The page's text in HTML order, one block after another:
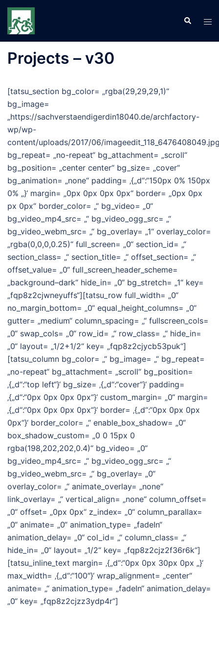
Zum
Inhalt
springen
Suche
Projects – v30
[tatsu_section bg_color= „rgba(29,29,29,1)“
bg_image=
„https://sachverstaendigerdin18040.de/archfactory-
wp/wp-
content/uploads/2017/06/
bg_repeat= „no-repeat“ bg_attachment= „scroll“
bg_position= „center center“ bg_size= „cover“
bg_animation= „none“ padding= ‚{„d“:“150px 0% 150px
0% „}‘ margin= „0px 0px 0px 0px“ border= „0px 0px
px 0px“ border_color= „“ bg_video= „0“
bg_video_mp4_src= „“ bg_video_ogg_src= „“
bg_video_webm_src= „“ bg_overlay= „1“ overlay_color=
„rgba(0,0,0,0.25)“ full_screen= „0“ section_id= „“
section_class= „“ section_title= „“ offset_section= „“
offset_value= „0“ full_screen_header_scheme=
„background–dark“ hide_in= „0“ bg_stretch= „1“ key=
„fqp8z2cjwneyuffs“][tatsu_row full_width= „0“
no_margin_bottom= „0“ equal_height_columns= „0“
gutter= „medium“ column_spacing= „“ fullscreen_cols=
„0“ swap_cols= „0“ row_id= „“ row_class= „“ hide_in=
„0“ layout= „1/2+1/2“ key= „fqp8z2cjycb53puk“]
[tatsu_column bg_color= „“ bg_image= „“ bg_repeat=
„no-repeat“ bg_attachment= „scroll“ bg_position=
‚{„d“:“top left“}‘ bg_size= ‚{„d“:“cover“}‘ padding=
‚{„d“:“0px 0px 0px 0px“}‘ custom_margin= „0“ margin=
‚{„d“:“0px 0px 0px 0px“}‘ border= ‚{„d“:“0px 0px 0px
0px“}‘ border_color= „“ enable_box_shadow= „0“
box_shadow_custom= „0 0 15px 0
rgba(198,202,202,0.4)“ bg_video= „0“
bg_video_mp4_src= „“ bg_video_ogg_src= „“
bg_video_webm_src= „“ bg_overlay= „0“
overlay_color= „“ animate_overlay= „none“
link_overlay= „“ vertical_align= „none“ column_offset=
„0“ offset= „0px 0px“ z_index= „0“ column_parallax=
„0“ animate= „0“ animation_type= „fadeIn“
animation_delay= „0“ col_id= „“ column_class= „“
hide_in= „0“ layout= „1/2“ key= „fqp8z2cjz2f36r6k“]
[tatsu_inline_text margin= ‚{„d“:“0px 0px 30px 0px „}‘
max_width= ‚{„d“:“100″}‘ wrap_alignment= „center“
animate= „“ animation_type= „fadeIn“ animation_delay=
„0“ key= „fqp8z2cjzz3ydp4r“]